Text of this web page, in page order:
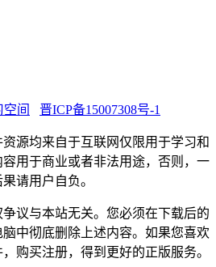
间 晋ICP备15007308号-1
源均来自于互联网仅限用于学习和
用于商业或者非法用途，否则，一
请用户自负。
议与本站无关。您必须在下载后的
中彻底删除上述内容。如果您喜欢
购买注册，得到更好的正版服务。